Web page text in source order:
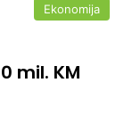
Ekonomija
mil. KM